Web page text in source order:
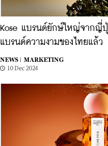
Kose แบรนด์ยักษ์ใหญ่จาก
แบรนด์ความงามของไทยแล้ว
NEWS |
MARKETING
10 Dec 2024